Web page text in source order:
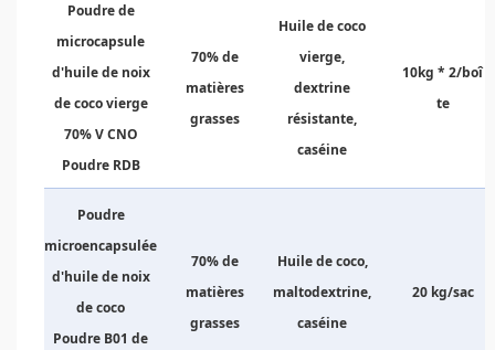
Poudre de
microcapsule
d'huile de noix
de coco vierge
70% V CNO
Poudre RDB
70% de
matières
grasses
Huile de coco
vierge,
dextrine
résistante,
caséine
10kg * 2/boî
te
Poudre
microencapsulée
d'huile de noix
de coco
Poudre B01 de
70% de
matières
grasses
Huile de coco,
maltodextrine,
caséine
20 kg/sac